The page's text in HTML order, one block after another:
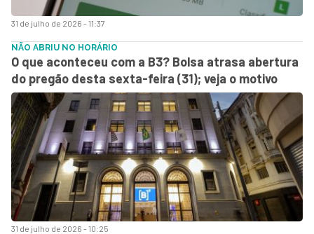
31 de julho de 2026 - 11:37
31 de julho de 2026 - 10:25
NÃO ABRIU NO HORÁRIO
O que aconteceu com a B3? Bolsa atrasa abertura
do pregão desta sexta-feira (31); veja o motivo